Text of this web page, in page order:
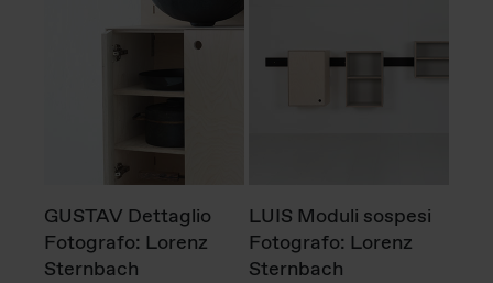
GUSTAV Dettaglio
Fotografo: Lorenz
Sternbach
LUIS Moduli sospesi
Fotografo: Lorenz
Sternbach